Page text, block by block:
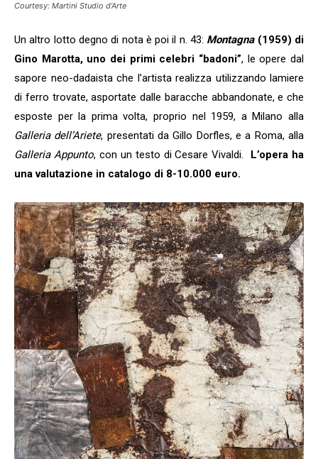
Courtesy: Martini Studio d’Arte
Un altro lotto degno di nota è poi il n. 43: Montagna(1959) di
Gino Marotta, uno dei primi celebri “badoni”, le opere dal
sapore neo-dadaista che l’artista realizza utilizzando lamiere
di ferro trovate, asportate dalle baracche abbandonate, e che
esposte per la prima volta, proprio nel 1959, a Milano alla
Galleria dell’Ariete, presentati da Gillo Dorfles, e a Roma, alla
Galleria Appunto, con un testo di Cesare Vivaldi.
L’opera ha
una valutazione in catalogo di 8-10.000 euro.